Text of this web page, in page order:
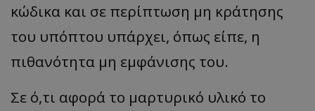
κώδικα και σε περίπτωση μη κράτησης
του υπόπτου υπάρχει, όπως είπε, η
πιθανότητα μη εμφάνισης του.
Σε ό,τι αφορά το μαρτυρικό υλικό το